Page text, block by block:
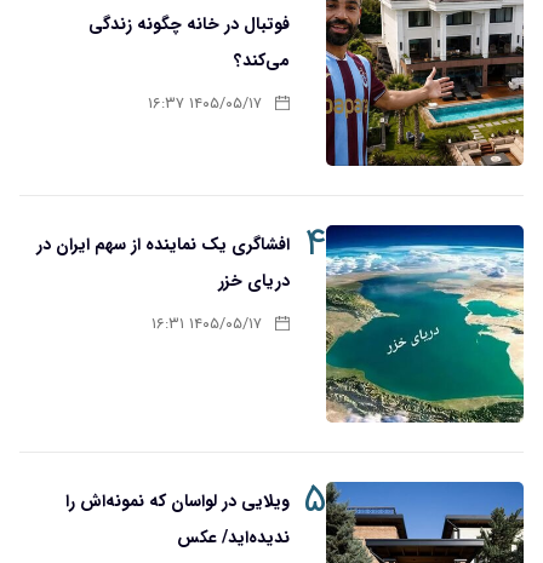
فوتبال در خانه چگونه زندگی
می‌کند؟
۱۴۰۵/۰۵/۱۷ ۱۶:۳۷
۴ افشاگری یک نماینده از سهم ایران در
دریای خزر
۱۴۰۵/۰۵/۱۷ ۱۶:۳۱
۵
ویلایی در لواسان که نمونه‌اش را
ندیده‌اید/ عکس